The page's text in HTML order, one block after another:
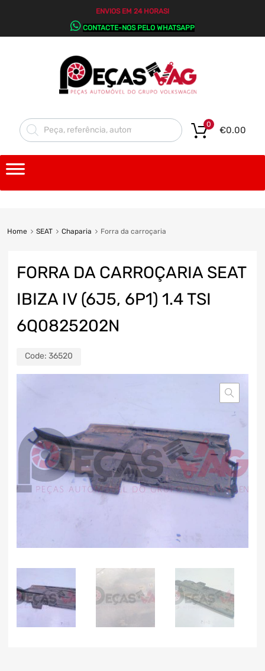
ENVIOS EM 24 HORAS!
CONTACTE-NOS PELO WHATSAPP
€0.00
0
Home SEAT Chaparia Forra da carroçaria
FORRA DA CARROÇARIA SEAT
IBIZA IV (6J5, 6P1) 1.4 TSI
6Q0825202N
Code: 36520